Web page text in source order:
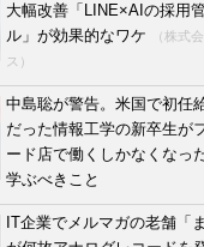
大幅改善「LINE×AIの採用
ル」が効果的なワケ
（株式
ス）
中島聡が警告。米国で初任
だった情報工学の新卒生が
ード店で働くしかなくなっ
学ぶべきこと
IT企業でメルマガの老舗「